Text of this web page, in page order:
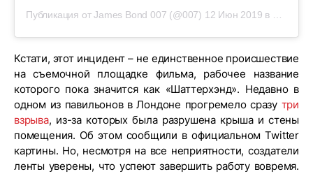
Публикация от James Bond 007 (@007) 12 Июн 2019 в 6:25 PDT
Кстати, этот инцидент – не единственное происшествие
на съемочной площадке фильма, рабочее название
которого пока значится как «Шаттерхэнд». Недавно в
одном из павильонов в Лондоне прогремело сразу три
взрыва, из-за которых была разрушена крыша и стены
помещения. Об этом сообщили в официальном Twitter
картины. Но, несмотря на все неприятности, создатели
ленты уверены, что успеют завершить работу вовремя.